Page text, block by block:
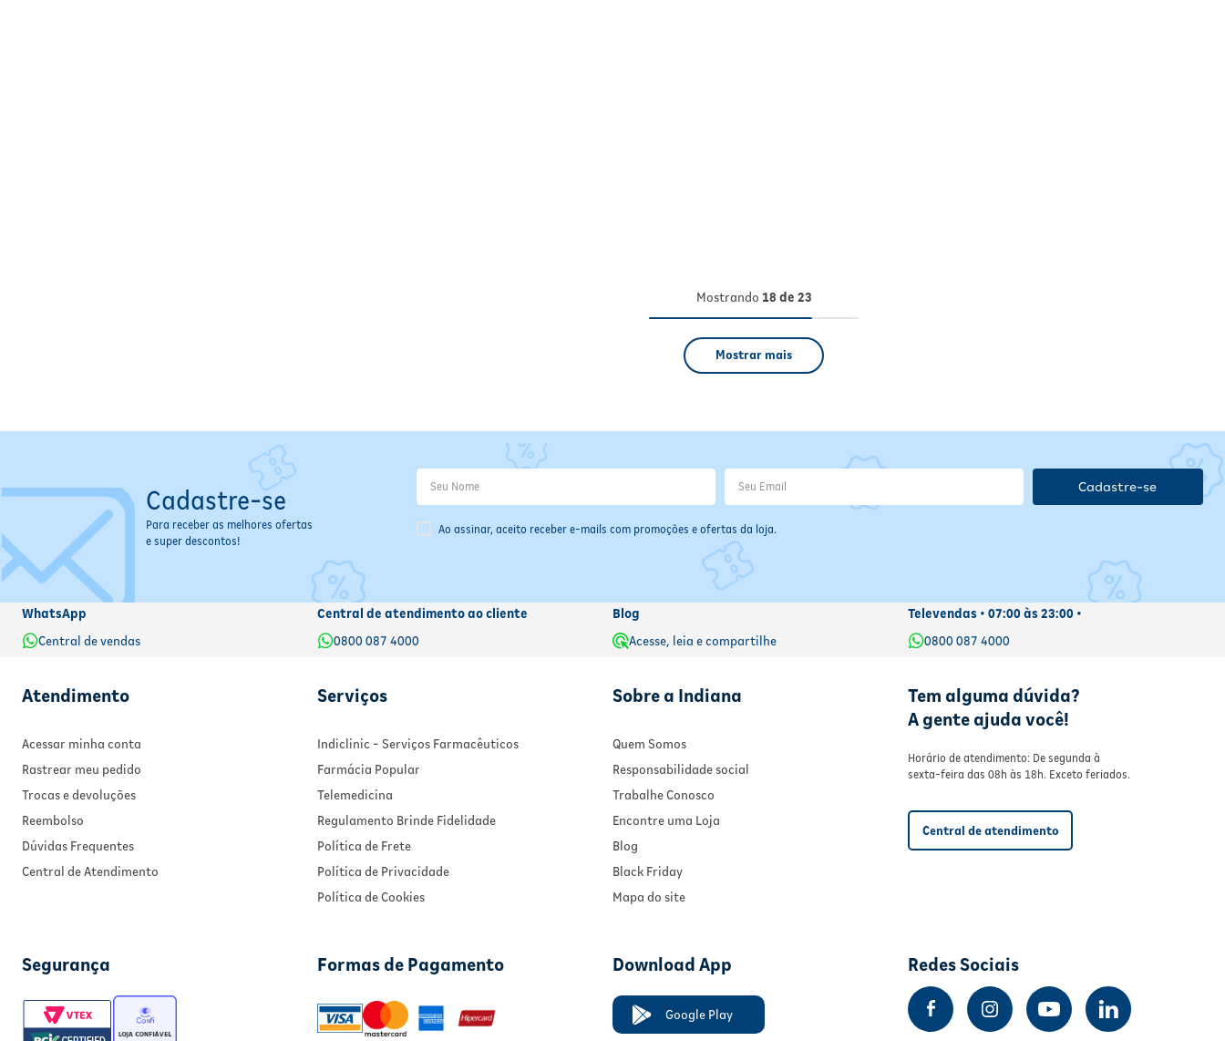
Mostrando 18 de 23
Mostrar mais
Cadastre-se
Para receber as melhores ofertas
e super descontos!
Ao assinar, aceito receber e-mails com promoções e ofertas da loja.
Cadastre-se
WhatsApp
Central de vendas
Central de atendimento ao cliente
0800 087 4000
Blog
Acesse, leia e compartilhe
Televendas • 07:00 às 23:00 •
0800 087 4000
Atendimento
Acessar minha conta
Rastrear meu pedido
Trocas e devoluções
Reembolso
Dúvidas Frequentes
Central de Atendimento
Serviços
Indiclinic - Serviços Farmacêuticos
Farmácia Popular
Telemedicina
Regulamento Brinde Fidelidade
Política de Frete
Política de Privacidade
Política de Cookies
Sobre a Indiana
Quem Somos
Responsabilidade social
Trabalhe Conosco
Encontre uma Loja
Blog
Black Friday
Mapa do site
Tem alguma dúvida?
A gente ajuda você!
Horário de atendimento: De segunda à
sexta-feira das 08h às 18h. Exceto feriados.
Central de atendimento
Segurança Formas de Pagamento Download App
Google Play
Redes Sociais